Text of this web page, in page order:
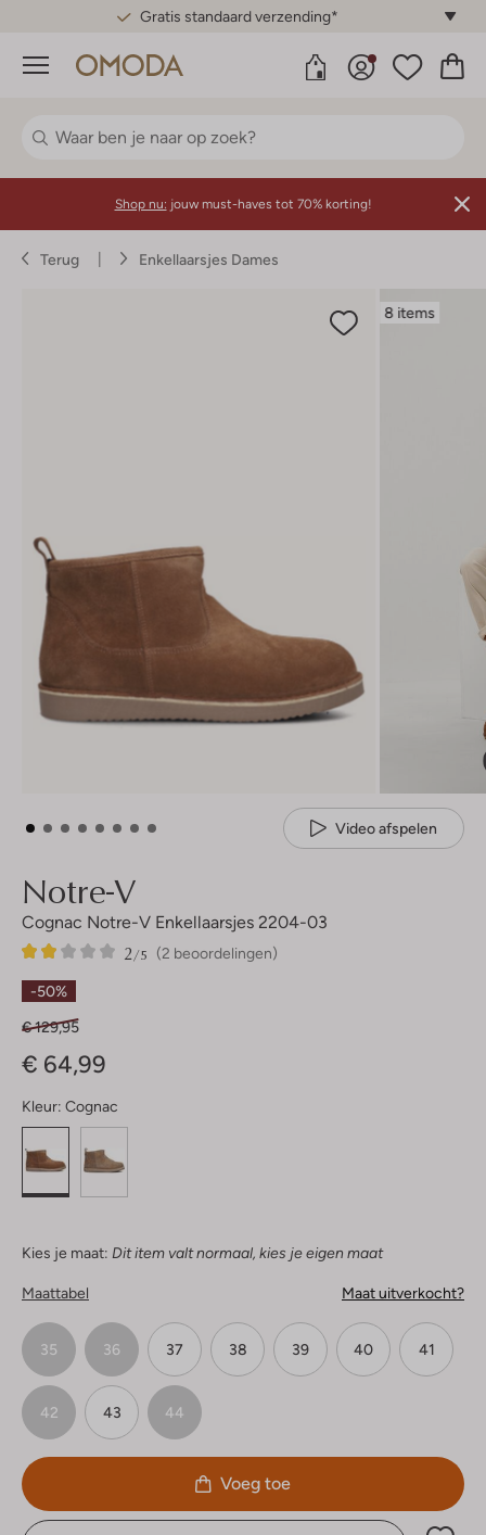
Gratis standaard verzending*
Menu
Shop nu: jouw must-haves tot 70% korting!
Terug Enkellaarsjes Dames
8 items
Video afspelen
Notre-V
Cognac Notre-V Enkellaarsjes 2204-03
(2 beoordelingen)
2/5
2
2
Sterren
-50%
€ 129,95
€ 64,99
Kleur: Cognac
Kies je maat: Dit item valt normaal, kies je eigen maat
Maattabel Maat uitverkocht?
35 36 37 38 39 40 41
42 43 44
Voeg toe